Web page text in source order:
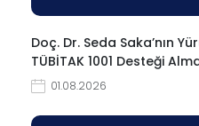
Doç. Dr. Seda Saka’nın
TÜBİTAK 1001 Desteği
01.08.2026